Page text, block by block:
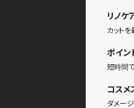
リノケ
カット
ポイン
短時間
コスメ
ダメー